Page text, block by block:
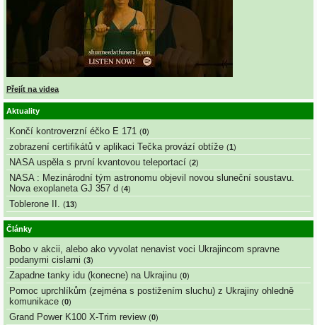
Přejít na videa
Aktuality
Končí kontroverzní éčko E 171 (0)
zobrazení certifikátů v aplikaci Tečka provází obtíže (1 )
NASA uspěla s první kvantovou teleportací (2)
NASA : Mezinárodní tým astronomu objevil novou sluneční soustavu.
Nova exoplaneta GJ 357 d (4)
Toblerone II. (13)
Články
Bobo v akcii, alebo ako vyvolat nenavist voci Ukrajincom spravne
podanymi cislami (3)
Zapadne tanky idu (konecne) na Ukrajinu (0)
Pomoc uprchlíkům (zejména s postižením sluchu) z Ukrajiny ohledně
komunikace (0)
Grand Power K100 X-Trim review (0)